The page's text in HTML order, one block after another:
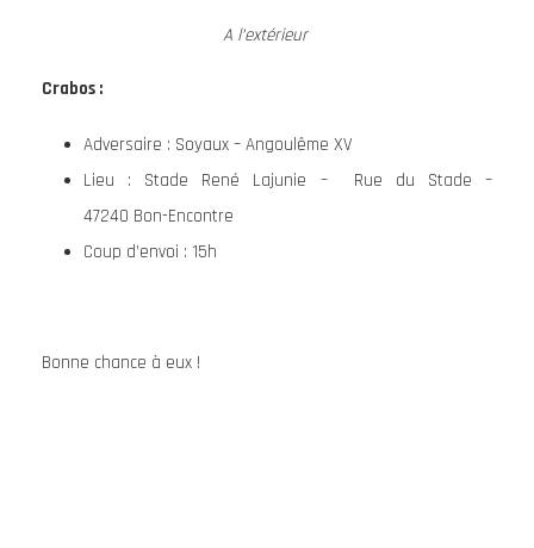
A l’extérieur
Crabos :
Adversaire : Soyaux – Angoulême XV
Lieu : Stade René Lajunie – Rue du Stade –
47240 Bon-Encontre
Coup d’envoi : 15h
Bonne chance à eux !